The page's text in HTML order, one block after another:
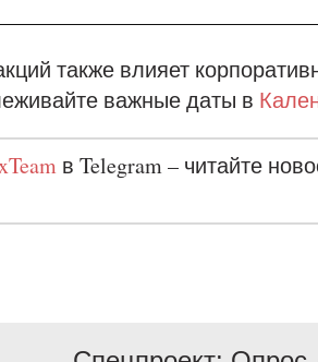
также влияет
важные даты в
в Telegram – читайте